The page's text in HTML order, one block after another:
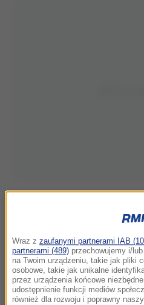
Wraz z zaufanymi partnerami IAB
partnerami (489) przechowujemy i/
na Twoim urządzeniu, takie jak pliki
osobowe, takie jak unikalne
przez urządzenia końcowe
udostępnienie funkcji mediów
również dla rozwoju i poprawny